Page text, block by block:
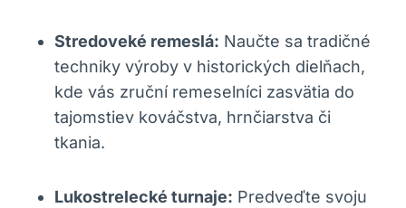
Stredoveké remeslá: Naučte sa ‍tradičné
⁤techniky výroby v historických dielňach,
kde vás⁣ zruční remeselníci zasvätia do
tajomstiev kováčstva,‍ hrnčiarstva či
‌tkania.
Lukostrelecké turnaje: Predveďte svoju